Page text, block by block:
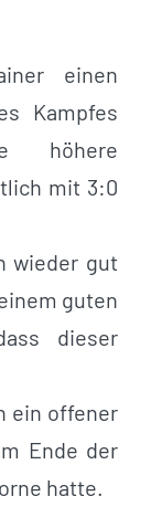
einen
Kampfes
höhere
mit 3:0
wieder gut
guten
dieser
ein offener
Ende der
hatte.